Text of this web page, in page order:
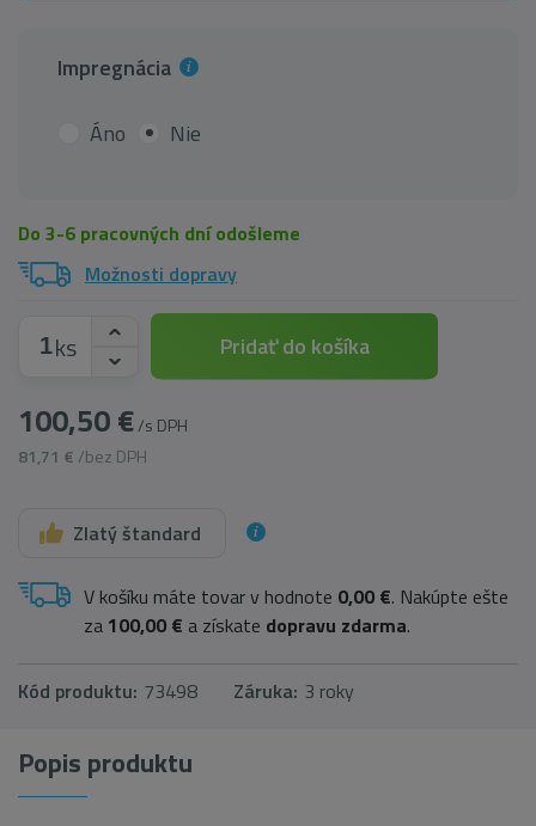
Impregnácia
Áno Nie
Do 3-6 pracovných dní odošleme
Možnosti dopravy
ks
100,50 €/s DPH
81,71 € /bez DPH
Pridať do košíka
Zlatý štandard
V košíku máte tovar v hodnote 0,00 €. Nakúpte ešte
za 100,00 € a získate dopravu zdarma.
Kód produktu: 73498 Záruka: 3 roky
Popis produktu